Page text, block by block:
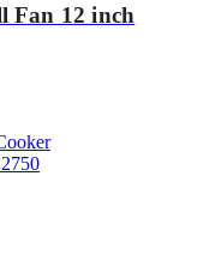
Fan 12 inch